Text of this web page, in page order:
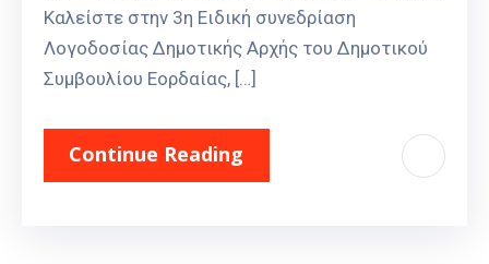
Καλείστε στην 3η Ειδική συνεδρίαση
Λογοδοσίας Δημοτικής Αρχής του Δημοτικού
Συμβουλίου Εορδαίας, […]
Continue Reading